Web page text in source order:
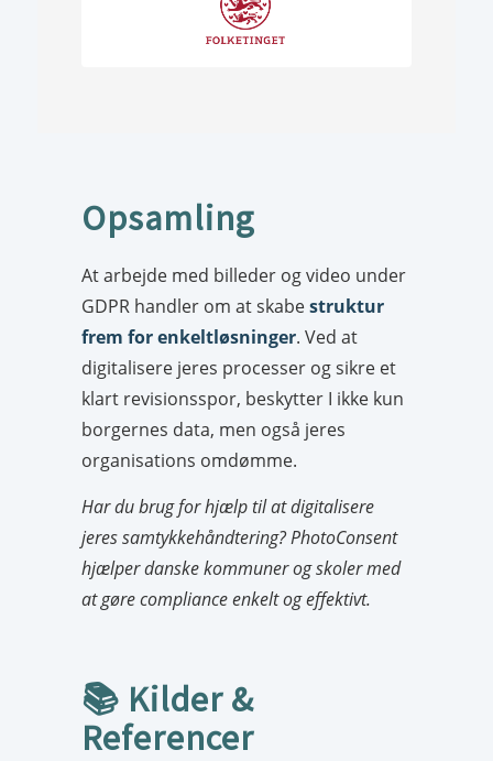
Opsamling
At arbejde med billeder og video under
GDPR handler om at skabestruktur
frem for enkeltløsninger. Ved at
digitalisere jeres processer og sikre et
klart revisionsspor, beskytter I ikke kun
borgernes data, men også jeres
organisations omdømme.
Har du brug for hjælp til at digitalisere
jeres samtykkehåndtering? PhotoConsent
hjælper danske kommuner og skoler med
at gøre compliance enkelt og effektivt.
📚 Kilder &
Referencer